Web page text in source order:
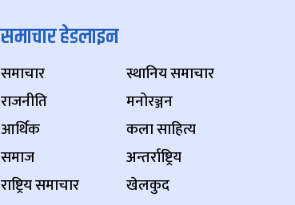
समाचार हेडलाइन
समाचार
राजनीति
आर्थिक
समाज
राष्ट्रिय समाचार
स्थानिय समाचार
मनोरञ्जन
कला साहित्य
अन्तर्राष्ट्रिय
खेलकुद